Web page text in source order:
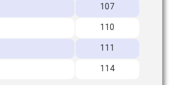
107
110
111
114